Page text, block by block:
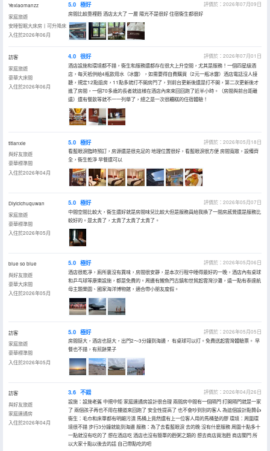
Yexiaomanzz
家庭旅遊
安睡智眠大床房丨可升降床
入住於2026年06月
5.0 極好
評價於：2026年07月09日
房間比較靠裡麪 酒店太大了 一層 陽光不是很好 住宿衞生都很好
訪客
家庭旅遊
豪華大床間
入住於2026年06月
4.0 很好
評價於：2026年07月01日
酒店設施和環境都不錯，衞生和服務還都存在很大上升空間，尤其是服務！一個四星級酒
店，每天衹供給4瓶飲用水（冰露），如需要得自費購買（2元一瓶冰露）酒店電話沒人接
聽，規定12點退房，11點多就打不開房門了，到前台更新後還是打不開，第二次更新後才
進了房間，一個70多歲的長者就這樣在酒店內來來回回跑了近半小時。（房間與前台距離
遠）還有餐飲等就不一一列舉了，總之是一次很糟糕的住宿體驗！
titianxie
與好友旅遊
豪華標準間
入住於2026年04月
5.0 極好
評價於：2026年05月18日
看藍眼淚臨時預訂，房源還是很充足的 地理位置很好，看藍眼淚很方便 房間寬敞，設備齊
全，衞生乾淨 早餐還可以
Diyicichuquwan
家庭旅遊
豪華標準間
入住於2026年05月
5.0 極好
評價於：2026年05月07日
中間空間比較大，衞生還好就是房間味兒比較大但是服務員給我換了一間房感覺還是服務比
較好的。是太貴了，太貴了太貴了太貴了。
blue so blue
與好友旅遊
豪華大床間
入住於2026年05月
5.0 極好
評價於：2026年05月06日
酒店很乾凈，廁所裏沒有異味，房間很安靜，是本次行程中睡得最好的一晚，酒店內有桌球
和乒乓球等康樂設施，都是免費的。周邊有鯉魚門古鎮和世貿起雲灣沙灘，遠一點有泰達航
母主題樂園、國家海洋博物館，適合帶小朋友度假。
訪客
家庭旅遊
豪華標準間
入住於2026年05月
5.0 極好
評價於：2026年05月05日
房間挺大，酒店也挺大，出門2～3分鐘到海邊， 有桌球可以打。免費送起雲灣體驗票。 早
餐也不錯，有煎餅果子
訪客
與好友旅遊
家庭連通房
入住於2026年04月
3.6 不錯
評價於：2026年04月26日
設施：設施老舊 中規中矩 家庭連通房設計很合理 兩間房中間有一個隔門 打開隔門就是一家
了 兩個孩子再也不用在樓道來回跑了 安全性提高了 也不會吵到別的客人 為這個設計點贊👍
衞生：毛巾和床單都有明顯污漬 馬桶上竟然還有上一位客人用的馬桶墊的膠 環境：周圍環
境很不錯 步行3分鐘就能到海邊 服務：為了去看藍眼淚 去的晚 沒有什麼服務 周圍十點多十
一點就沒有吃的了 想在酒店吃 酒店也沒有簡單的麪粥之類的 想去商店買泡麪 商店關門 所
以大家十點以後去的話 自己帶點吃的吧